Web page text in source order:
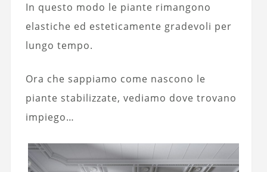
In questo modo le piante rimangono
elastiche ed esteticamente gradevoli per
lungo tempo.
Ora che sappiamo come nascono le
piante stabilizzate, vediamo dove trovano
impiego…